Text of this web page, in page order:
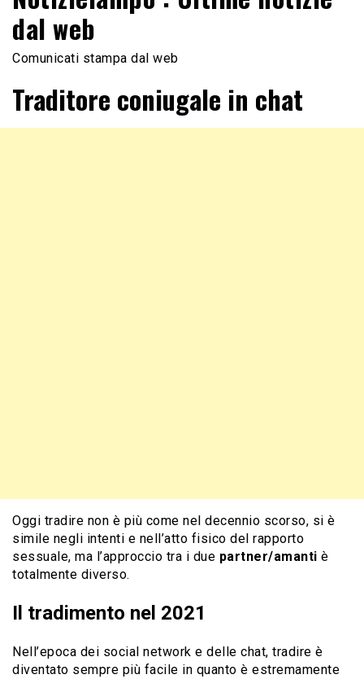
dal web
Comunicati stampa dal web
Traditore coniugale in chat
Oggi tradire non è più come nel decennio scorso, si è
simile negli intenti e nell’atto fisico del rapporto
sessuale, ma l’approccio tra i due partner/amanti è
totalmente diverso.
Il tradimento nel 2021
Nell’epoca dei social network e delle chat, tradire è
diventato sempre più facile in quanto è estremamente